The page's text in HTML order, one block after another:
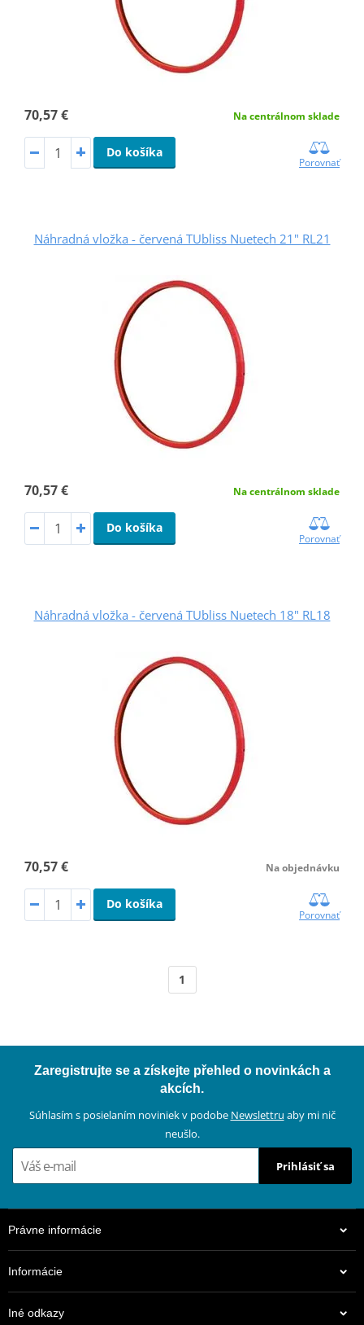
70,57 € Na centrálnom sklade
Do košíka
Porovnať
Náhradná vložka - červená TUbliss Nuetech 21" RL21
70,57 € Na centrálnom sklade
Do košíka
Porovnať
Náhradná vložka - červená TUbliss Nuetech 18" RL18
70,57 € Na objednávku
Do košíka
Porovnať
1
Zaregistrujte se a získejte přehled o novinkách a
akcích.
Súhlasím s posielaním noviniek v podobe Newslettru aby mi nič
neušlo.
Prihlásiť sa
Právne informácie
Informácie
Iné odkazy